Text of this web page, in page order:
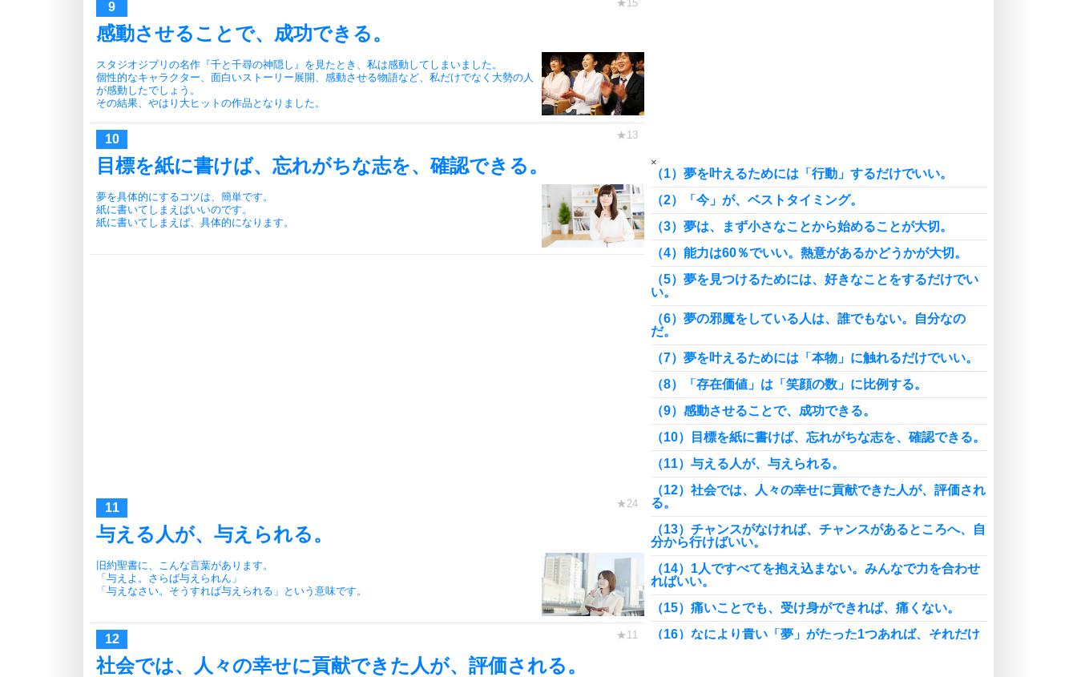
感動させることで、成功できる。
スタジオジブリの名作『千と千尋の神隠し』を見たとき、私は感動してしまいました。
個性的なキャラクター、面白いストーリー展開、感動させる物語など、私だけでなく大勢の人
が感動したでしょう。
その結果、やはり大ヒットの作品となりました。
目標を紙に書けば、忘れがちな志を、確認できる。
夢を具体的にするコツは、簡単です。
紙に書いてしまえばいいのです。
紙に書いてしまえば、具体的になります。
与える人が、与えられる。
旧約聖書に、こんな言葉があります。
「与えよ。さらば与えられん」
「与えなさい。そうすれば与えられる」という意味です。
社会では、人々の幸せに貢献できた人が、評価される。
恋する人が知っておきたい30の大切なこと
×
（1）夢を叶えるためには「行動」するだけでいい。
（2）「今」が、ベストタイミング。
（3）夢は、まず小さなことから始めることが大切。
（4）能力は60％でいい。熱意があるかどうかが大切。
（5）夢を見つけるためには、好きなことをするだけでい
い。
（6）夢の邪魔をしている人は、誰でもない。自分なの
だ。
（7）夢を叶えるためには「本物」に触れるだけでいい。
（8）「存在価値」は「笑顔の数」に比例する。
（9）感動させることで、成功できる。
（10）目標を紙に書けば、忘れがちな志を、確認できる。
（11）与える人が、与えられる。
（12）社会では、人々の幸せに貢献できた人が、評価され
る。
（13）チャンスがなければ、チャンスがあるところへ、自
分から行けばいい。
（14）1人ですべてを抱え込まない。みんなで力を合わせ
ればいい。
（15）痛いことでも、受け身ができれば、痛くない。
（16）なにより貴い「夢」がたった1つあれば、それだけ